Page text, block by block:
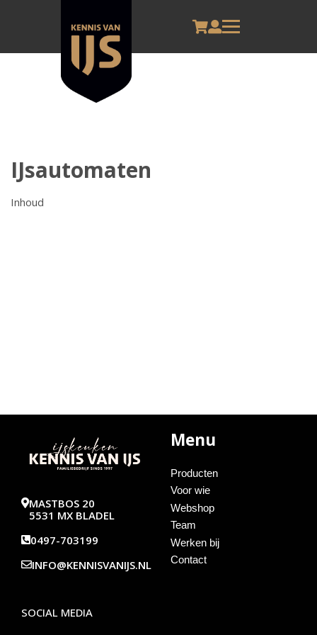
IJsautomaten
Inhoud
MASTBOS 20
5531 MX BLADEL
0497-703199
INFO@KENNISVANIJS.NL
Menu
Producten
Voor wie
Webshop
Team
Werken bij
Contact
SOCIAL MEDIA